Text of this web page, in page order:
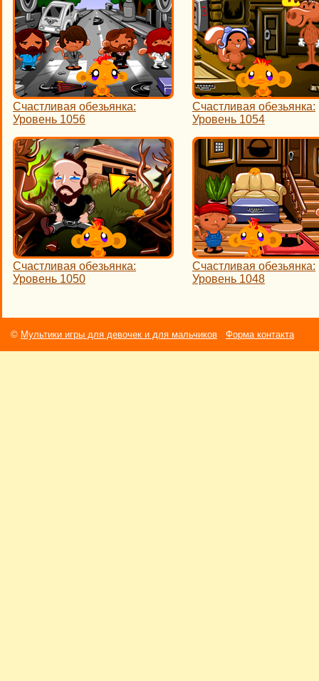
Счастливая обезьянка:
Уровень 1056
Счастливая обезьянка:
Уровень 1054
Счастливая обезьянка:
Уровень 1050
Счастливая обезьянка:
Уровень 1048
© Мультики игры для девочек и для мальчиков Форма контакта